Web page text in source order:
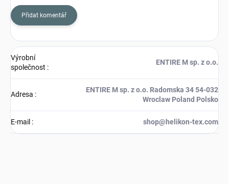
Přidat komentář
Výrobní
společnost :
ENTIRE M sp. z o.o.
Adresa :
ENTIRE M sp. z o.o. Radomska 34 54-032
Wroclaw Poland Polsko
E-mail : shop@helikon-tex.com